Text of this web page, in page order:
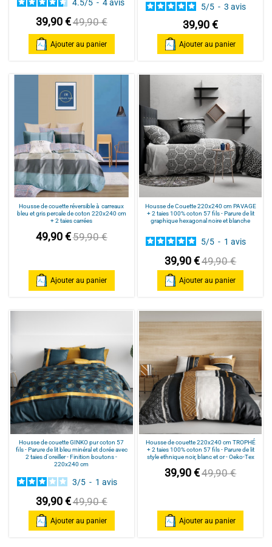
4.5/5 - 4avis
39,90 €49,90 €
Ajouter au panier
5/5 - 3avis
39,90 €
Ajouter au panier
Housse de couette réversible à carreaux
bleu et gris percale de coton 220x240 cm
+ 2 taies carrées
49,90 €59,90 €
Ajouter au panier
Housse de Couette 220x240 cm PAVAGE
+ 2 taies 100% coton 57 fils - Parure de lit
graphique hexagonal noire et blanche
5/5 - 1avis
39,90 €49,90 €
Ajouter au panier
Housse de couette GINKO pur coton 57
fils - Parure de lit bleu minéral et dorée avec
2 taies d'oreiller - Finition boutons -
220x240 cm
3/5 - 1 avis
39,90 €49,90 €
Ajouter au panier
Housse de couette 220x240 cm TROPHÉ
+ 2 taies 100% coton 57 fils - Parure de lit
style ethnique noir, blanc et or - Oeko-Tex
39,90 €49,90 €
Ajouter au panier